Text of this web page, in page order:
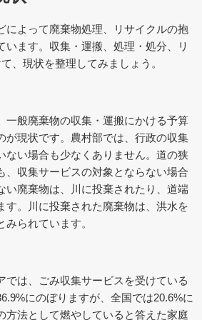
によって廃棄物処理、リサイクルの抱
います。収集・運搬、処理・処分、リ
、現状を整理してみましょう。
一般廃棄物の収集・運搬にかける予算
が現状です。農村部では、行政の収集
ない場合も少なくありません。道の狭
、収集サービスの対象とならない場合
い廃棄物は、川に投棄されたり、道端
す。川に投棄された廃棄物は、洪水を
られています。
では、ごみ収集サービスを受けている
にのぼりますが、全国では20.6%に
方法として燃やしていると答えた家庭